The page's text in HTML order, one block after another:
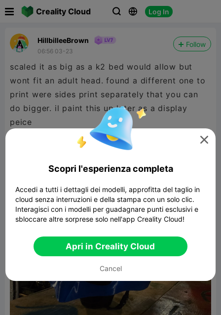
Creality Cloud   Log In
HillbilleeBrown
06:56 03-23
Follow
scaled it as big as a k2 bed would allow but
wont fit an adult head. found a different one to
print were sides print separately that you can
do bigger. il paint this up later as a display
peice

Scopri l'esperienza completa
Accedi a tutti i dettagli dei modelli, approfitta del taglio in
cloud senza interruzioni e della stampa con un solo clic.
Interagisci con i modelli per guadagnare punti esclusivi e
sbloccare altre sorprese solo nell'app Creality Cloud!
Apri in Creality Cloud
Cancel